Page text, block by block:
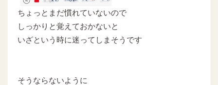
ちょっとまだ慣れていないので
しっかりと覚えておかないと
いざという時に迷ってしまそうです
そうならないように